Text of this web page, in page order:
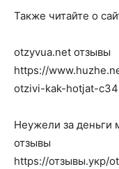
Также читайте о
otzyvua.net отзывы
https://
otzivi-kak-hotjat-
Неужели за деньги
отзывы
https://отзывы.укр/